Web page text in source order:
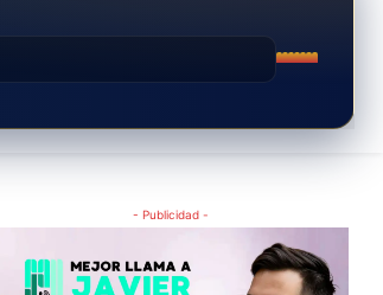
- Publicidad -